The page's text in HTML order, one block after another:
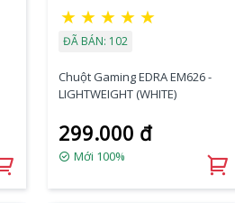
★ ★ ★ ★ ★
ĐÃ BÁN: 102
Chuột Gaming EDRA EM626 -
LIGHTWEIGHT (WHITE)
299.000 đ
Mới 100%